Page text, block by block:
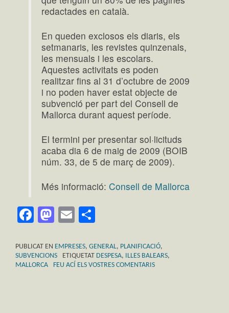
redactades en català.
En queden exclosos els diaris, els
setmanaris, les revistes quinzenals,
les mensuals i les escolars.
Aquestes activitats es poden
realitzar fins al 31 d’octubre de 2009
i no poden haver estat objecte de
subvenció per part del Consell de
Mallorca durant aquest període.
El termini per presentar sol·licituds
acaba dia 6 de maig de 2009 (BOIB
núm. 33, de 5 de març de 2009).
Més informació:Consell de Mallorca
Facebook
Mastodon
Email
PUBLICAT EN EMPRESES, GENERAL, PLANIFICACIÓ,
SUBVENCIONS
ETIQUETAT DESPESA, ILLES BALEARS,
MALLORCA
FEU ACÍ ELS VOSTRES COMENTARIS